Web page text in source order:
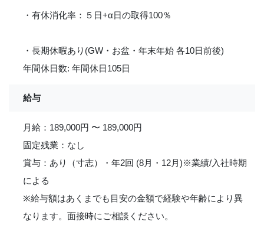
・有休消化率：５日+α日の取得100％
・長期休暇あり(GW・お盆・年末年始 各10日前後)
年間休日数: 年間休日105日
給与
月給：189,000円 〜 189,000円
固定残業：なし
賞与：あり（寸志）・年2回 (8月・12月)※業績/入社時期
による
※給与額はあくまでも目安の金額で経験や年齢により異
なります。面接時にご相談ください。